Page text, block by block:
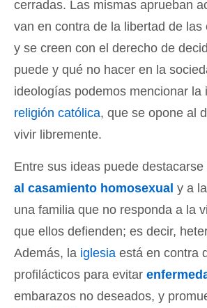
cerradas. Las mismas aprueban
van en contra de la libertad de las
y se creen con el derecho de
puede y qué no hacer en la
ideologías podemos mencionar la
religión católica, que se opone al
vivir libremente.
Entre sus ideas puede destacarse
al casamiento homosexual y a
una familia que no responda a la
que ellos defienden; es decir,
Además, la iglesia está en contra
profilácticos para evitar
embarazos no deseados, y